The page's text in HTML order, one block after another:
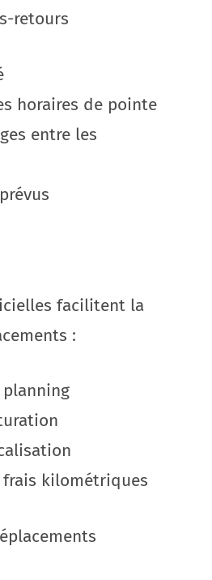
retours
horaires de pointe
entre les
facilitent la
:
kilométriques